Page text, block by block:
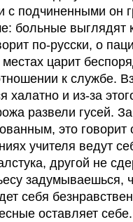
с подчиненными он
больные выглядят
по-русски, о
местах царит
к службе.
халатно и из-за
развели гусей.
это
учителя ведут
другой не
задумываешься,
себя
оставляет